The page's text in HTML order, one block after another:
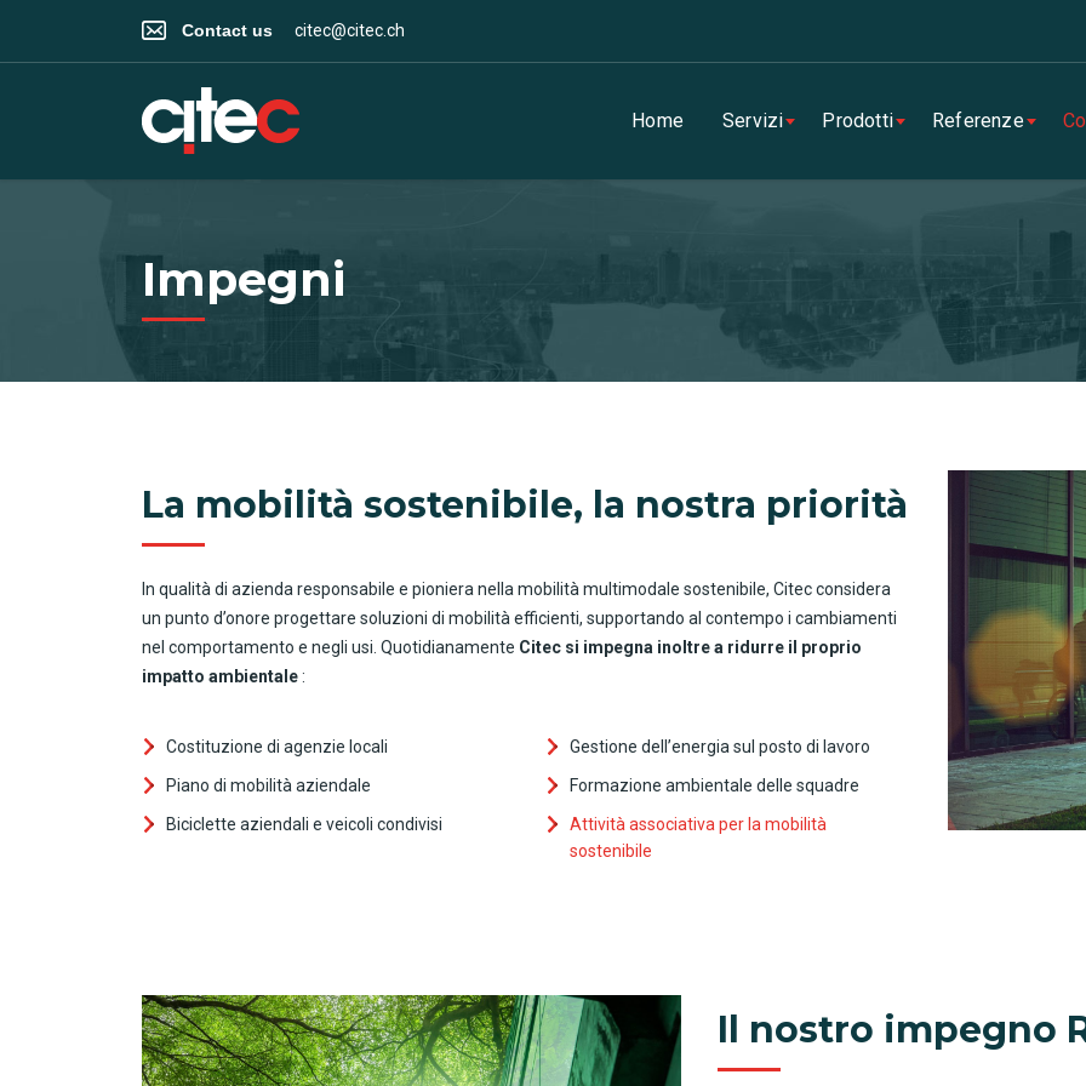
Contact us citec@citec.ch
Home Servizi Prodotti Referenze
Impegni
La mobilità sostenibile, la nostra priorità
In qualità di azienda responsabile e pioniera nella mobilità multimodale sostenibile, Citec considera
un punto d’onore progettare soluzioni di mobilità efficienti, supportando al contempo i cambiamenti
nel comportamento e negli usi. Quotidianamente Citec si impegna inoltre a ridurre il proprio
impatto ambientale:
Costituzione di agenzie locali
Piano di mobilità aziendale
Biciclette aziendali e veicoli condivisi
Gestione dell’energia sul posto di lavoro
Formazione ambientale delle squadre
Attività associativa per la mobilità
sostenibile
Il nostro impegno